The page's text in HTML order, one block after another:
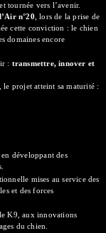
tournée vers l’avenir.
n°20 , lors de la prise de
cette conviction : le chien
domaines encore
: transmettre, innover et
le projet atteint sa maturité :
développant des
mises au service des
et des forces
K9, aux innovations
du chien.